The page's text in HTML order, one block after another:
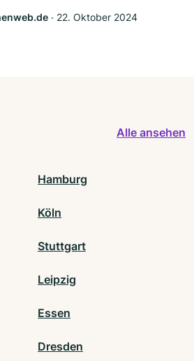
‧ 22. Oktober 2024
Alle ansehen
Hamburg
Köln
Stuttgart
Leipzig
Essen
Dresden